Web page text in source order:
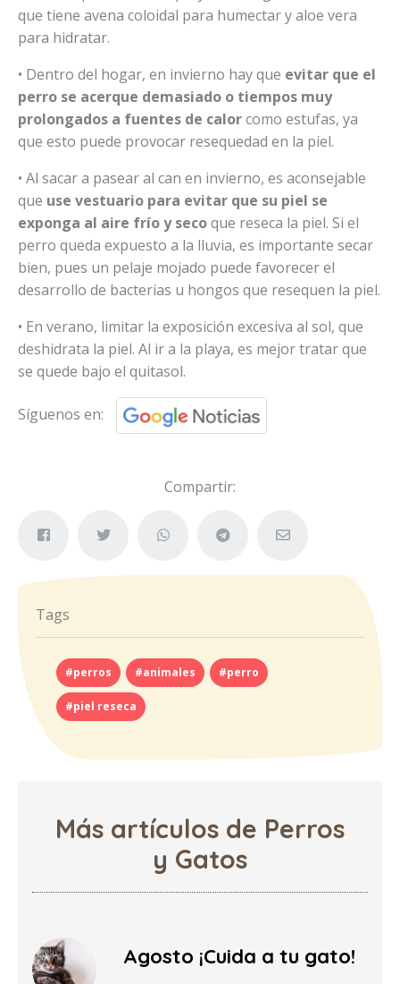
que tiene avena coloidal para humectar y aloe vera
para hidratar.
• Dentro del hogar, en invierno hay que evitar que el
perro se acerque demasiado o tiempos muy
prolongados a fuentes de calorcomo estufas, ya
que esto puede provocar resequedad en la piel.
• Al sacar a pasear al can en invierno, es aconsejable
que use vestuario para evitar que su piel se
exponga al aire frío y secoque reseca la piel. Si el
perro queda expuesto a la lluvia, es importante secar
bien, pues un pelaje mojado puede favorecer el
desarrollo de bacterias u hongos que resequen la piel.
• En verano, limitar la exposición excesiva al sol, que
deshidrata la piel. Al ir a la playa, es mejor tratar que
se quede bajo el quitasol.
Síguenos en:
Compartir:
Tags
#perros #animales #perro
#piel reseca
Más artículos de Perros
y Gatos
Agosto ¡Cuida a tu gato!